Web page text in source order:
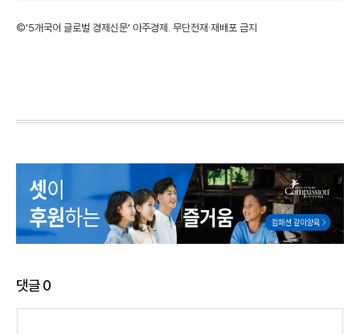
©'5개국어 글로벌 경제신문' 아주경제. 무단전재·재배포 금지
댓글0